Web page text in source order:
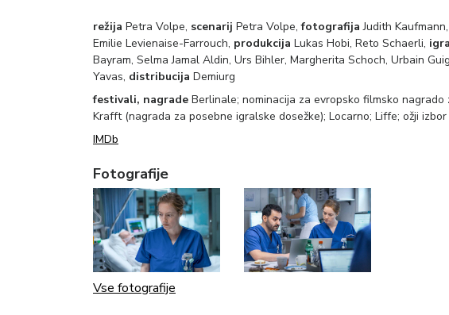
režija Petra Volpe, scenarij Petra Volpe,fotografija Judith Kaufmann,
Emilie Levienaise-Farrouch, produkcija Lukas Hobi, Reto Schaerli,
Bayram, Selma Jamal Aldin, Urs Bihler, Margherita Schoch, Urbain
Yavas, distribucija Demiurg
festivali, nagrade Berlinale; nominacija za evropsko filmsko
Krafft (nagrada za posebne igralske dosežke); Locarno; Liffe; ožji
IMDb
Fotografije
Vse fotografije